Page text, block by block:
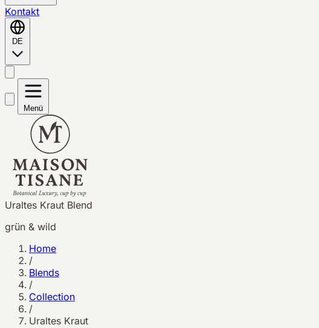
Kontakt
DE
Menü
Uraltes Kraut Blend
grün & wild
Home
/
Blends
/
Collection
/
Uraltes Kraut